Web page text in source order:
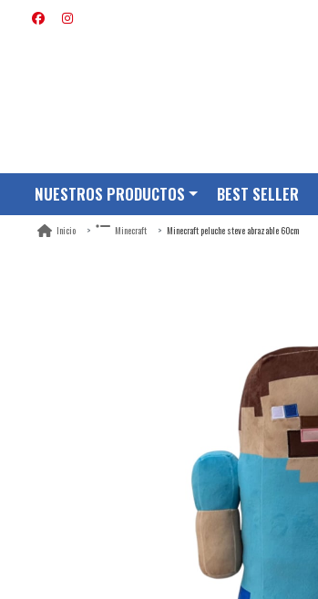
NUESTROS PRODUCTOS BEST SELLER
Inicio Minecraft Minecraft peluche steve abrazable 60cm